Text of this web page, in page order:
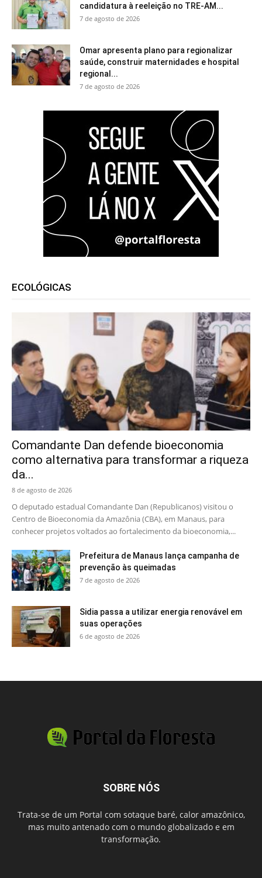
candidatura à reeleição no TRE-AM...
7 de agosto de 2026
Omar apresenta plano para regionalizar
saúde, construir maternidades e hospital
regional...
7 de agosto de 2026
ECOLÓGICAS
Comandante Dan defende bioeconomia
como alternativa para transformar a riqueza
da...
8 de agosto de 2026
O deputado estadual Comandante Dan (Republicanos) visitou o
Centro de Bioeconomia da Amazônia (CBA), em Manaus, para
conhecer projetos voltados ao fortalecimento da bioeconomia,...
Prefeitura de Manaus lança campanha de
prevenção às queimadas
7 de agosto de 2026
Sidia passa a utilizar energia renovável em
suas operações
6 de agosto de 2026
SOBRE NÓS
Trata-se de um Portal com sotaque baré, calor amazônico,
mas muito antenado com o mundo globalizado e em
transformação.